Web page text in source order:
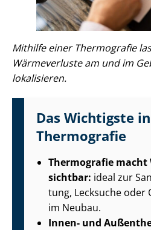
Mithilfe einer Thermografie
Wärmeverluste am und im
lokalisieren.
Das Wichtigste
Thermografie
Thermografie macht
sichtbar: ideal zur
tung, Lecksuche oder
im Neubau.
Innen- und